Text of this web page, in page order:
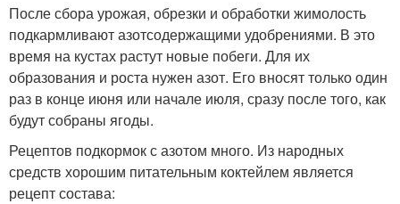
После сбора урожая, обрезки и обработки жимолость
подкармливают азотсодержащими удобрениями. В это
время на кустах растут новые побеги. Для их
образования и роста нужен азот. Его вносят только один
раз в конце июня или начале июля, сразу после того, как
будут собраны ягоды.
Рецептов подкормок с азотом много. Из народных
средств хорошим питательным коктейлем является
рецепт состава: